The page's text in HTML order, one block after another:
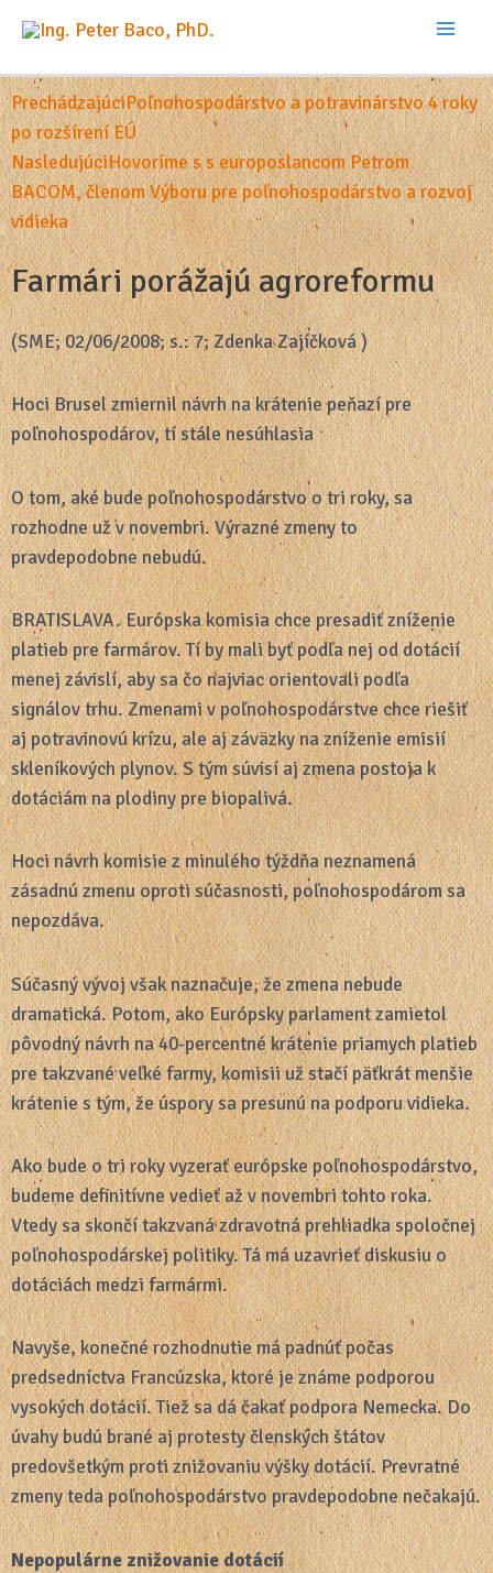
PrechádzajúciPoľnohospodárstvo a potravinárstvo 4 roky
po rozšírení EÚ
NasledujúciHovoríme s s europoslancom Petrom
BACOM, členom Výboru pre poľnohospodárstvo a rozvoj
vidieka
Farmári porážajú agroreformu
(SME; 02/06/2008; s.: 7; Zdenka Zajíčková )
Hoci Brusel zmiernil návrh na krátenie peňazí pre
poľnohospodárov, tí stále nesúhlasia
O tom, aké bude poľnohospodárstvo o tri roky, sa
rozhodne už v novembri. Výrazné zmeny to
pravdepodobne nebudú.
BRATISLAVA. Európska komisia chce presadiť zníženie
platieb pre farmárov. Tí by mali byť podľa nej od dotácií
menej závislí, aby sa čo najviac orientovali podľa
signálov trhu. Zmenami v poľnohospodárstve chce riešiť
aj potravinovú krízu, ale aj záväzky na zníženie emisií
skleníkových plynov. S tým súvisí aj zmena postoja k
dotáciám na plodiny pre biopalivá.
Hoci návrh komisie z minulého týždňa neznamená
zásadnú zmenu oproti súčasnosti, poľnohospodárom sa
nepozdáva.
Súčasný vývoj však naznačuje, že zmena nebude
dramatická. Potom, ako Európsky parlament zamietol
pôvodný návrh na 40-percentné krátenie priamych platieb
pre takzvané veľké farmy, komisii už stačí päťkrát menšie
krátenie s tým, že úspory sa presunú na podporu vidieka.
Ako bude o tri roky vyzerať európske poľnohospodárstvo,
budeme definitívne vedieť až v novembri tohto roka.
Vtedy sa skončí takzvaná zdravotná prehliadka spoločnej
poľnohospodárskej politiky. Tá má uzavrieť diskusiu o
dotáciách medzi farmármi.
Navyše, konečné rozhodnutie má padnúť počas
predsedníctva Francúzska, ktoré je známe podporou
vysokých dotácií. Tiež sa dá čakať podpora Nemecka. Do
úvahy budú brané aj protesty členských štátov
predovšetkým proti znižovaniu výšky dotácií. Prevratné
zmeny teda poľnohospodárstvo pravdepodobne nečakajú.
Nepopulárne znižovanie dotácií